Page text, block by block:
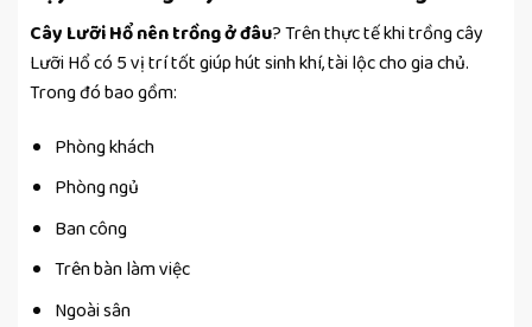
Cây Lưỡi Hổ nên trồng ở đâu? Trên thực tế khi trồng cây
Lưỡi Hổ có 5 vị trí tốt giúp hút sinh khí, tài lộc cho gia chủ.
Trong đó bao gồm:
Phòng khách
Phòng ngủ
Ban công
Trên bàn làm việc
Ngoài sân